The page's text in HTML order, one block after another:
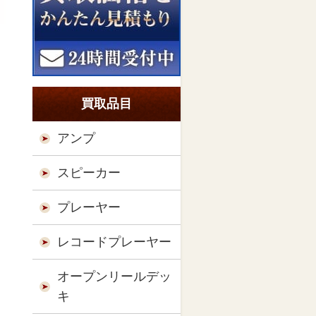
買取品目
アンプ
スピーカー
プレーヤー
レコードプレーヤー
オープンリールデッ
キ